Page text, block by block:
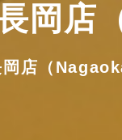
岡店
岡店（